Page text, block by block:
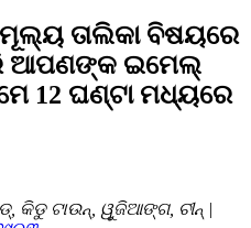
ତାଲିକା ବିଷୟରେ
ଆପଣଙ୍କ ଇମେଲ୍
12 ଘଣ୍ଟା ମଧ୍ୟରେ
କିଡୁ ଟାଉନ୍, ୱୁଜିଆଙ୍ଗ, ଚୀନ୍ |